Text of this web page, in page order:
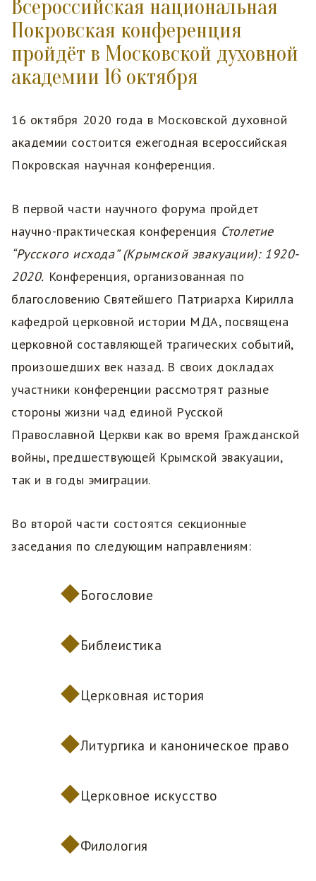
Всероссийская национальная
Покровская конференция
пройдёт в Московской духовной
академии 16 октября
16 октября 2020 года в Московской духовной
академии состоится ежегодная всероссийская
Покровская научная конференция.
В первой части научного форума пройдет
научно-практическая конференция Столетие
“Русского исхода” (Крымской эвакуации): 1920-
2020. Конференция, организованная по
благословению Святейшего Патриарха Кирилла
кафедрой церковной истории МДА, посвящена
церковной составляющей трагических событий,
произошедших век назад. В своих докладах
участники конференции рассмотрят разные
стороны жизни чад единой Русской
Православной Церкви как во время Гражданской
войны, предшествующей Крымской эвакуации,
так и в годы эмиграции.
Во второй части состоятся секционные
заседания по следующим направлениям:
Богословие
Библеистика
Церковная история
Литургика и каноническое право
Церковное искусство
Филология